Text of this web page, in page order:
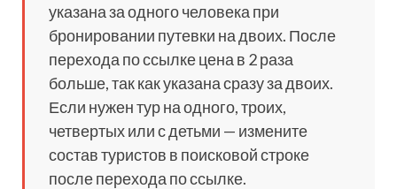
указана за одного человека при
бронировании путевки на двоих. После
перехода по ссылке цена в 2 раза
больше, так как указана сразу за двоих.
Если нужен тур на одного, троих,
четвертых или с детьми — измените
состав туристов в поисковой строке
после перехода по ссылке.